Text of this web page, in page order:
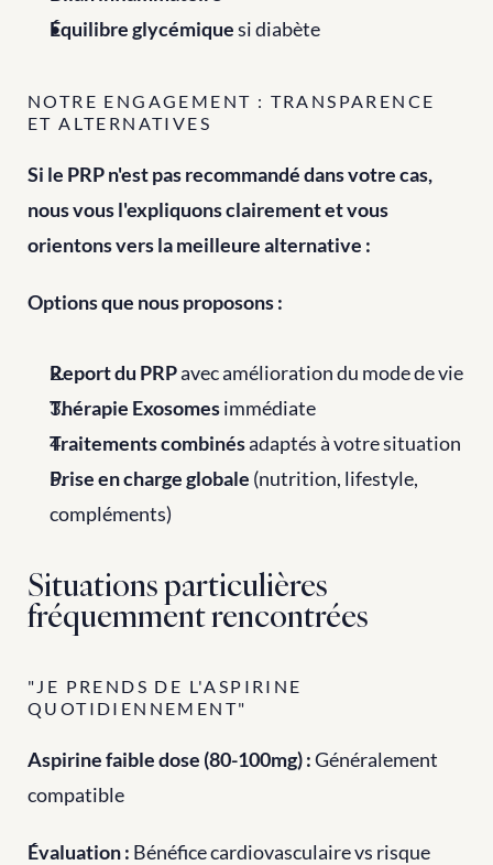
Équilibre glycémique si diabète
NOTRE ENGAGEMENT : TRANSPARENCE
ET ALTERNATIVES
Si le PRP n'est pas recommandé dans votre cas,
nous vous l'expliquons clairement et vous
orientons vers la meilleure alternative :
Options que nous proposons :
Report du PRP avec amélioration du mode de vie
Thérapie Exosomes immédiate
Traitements combinés adaptés à votre situation
Prise en charge globale (nutrition, lifestyle,
compléments)
Situations particulières
fréquemment rencontrées
"JE PRENDS DE L'ASPIRINE
QUOTIDIENNEMENT"
Aspirine faible dose (80-100mg) : Généralement
compatible
Évaluation : Bénéfice cardiovasculaire vs risque